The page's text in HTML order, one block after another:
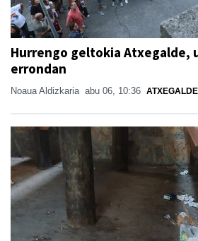
Hurrengo geltokia Atxegalde,
errondan
Noaua Aldizkaria abu 06, 10:36 ATXEGALDE